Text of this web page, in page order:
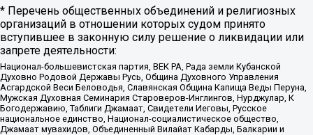
* Перечень общественных объединений и религиозных
организаций в отношении которых судом принято
вступившее в законную силу решение о ликвидации или
запрете деятельности:
Национал-большевистская партия, ВЕК РА, Рада земли Кубанской
Духовно Родовой Державы Русь, Община Духовного Управления
Асгардской Веси Беловодья, Славянская Община Капища Веды Перуна,
Мужская Духовная Семинария Староверов-Инглингов, Нурджулар, К
Богодержавию, Таблиги Джамаат, Свидетели Иеговы, Русское
национальное единство, Национал-социалистическое общество,
Джамаат мувахидов, Объединенный Вилайат Кабарды, Балкарии и